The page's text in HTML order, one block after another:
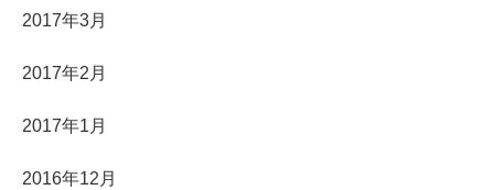
2017年3月
2017年2月
2017年1月
2016年12月